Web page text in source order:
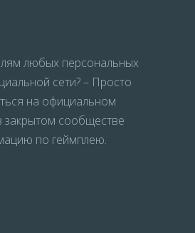
любых персональных
сети? – Просто
на официальном
закрытом сообществе
по геймплею.